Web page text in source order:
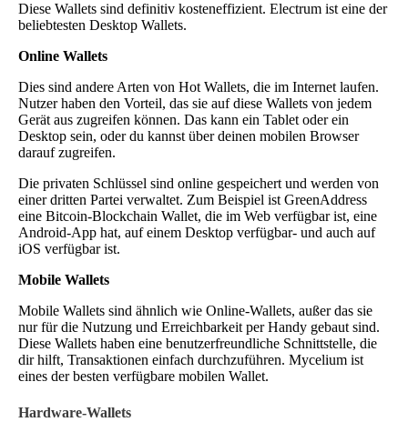
Diese Wallets sind definitiv kosteneffizient. Electrum ist eine der
beliebtesten Desktop Wallets.
Online Wallets
Dies sind andere Arten von Hot Wallets, die im Internet laufen.
Nutzer haben den Vorteil, das sie auf diese Wallets von jedem
Gerät aus zugreifen können. Das kann ein Tablet oder ein
Desktop sein, oder du kannst über deinen mobilen Browser
darauf zugreifen.
Die privaten Schlüssel sind online gespeichert und werden von
einer dritten Partei verwaltet. Zum Beispiel ist GreenAddress
eine Bitcoin-Blockchain Wallet, die im Web verfügbar ist, eine
Android-App hat, auf einem Desktop verfügbar- und auch auf
iOS verfügbar ist.
Mobile Wallets
Mobile Wallets sind ähnlich wie Online-Wallets, außer das sie
nur für die Nutzung und Erreichbarkeit per Handy gebaut sind.
Diese Wallets haben eine benutzerfreundliche Schnittstelle, die
dir hilft, Transaktionen einfach durchzuführen. Mycelium ist
eines der besten verfügbare mobilen Wallet.
Hardware-Wallets